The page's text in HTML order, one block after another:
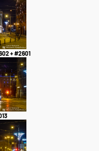
+ #2601